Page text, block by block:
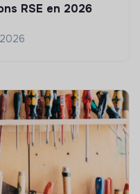
RSE en 2026